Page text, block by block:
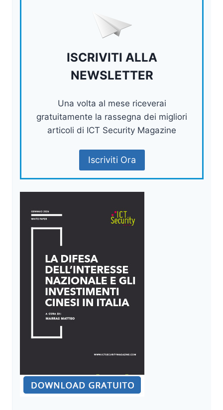
ISCRIVITI ALLA
NEWSLETTER
Una volta al mese riceverai
gratuitamente la rassegna dei migliori
articoli di ICT Security Magazine
Iscriviti Ora